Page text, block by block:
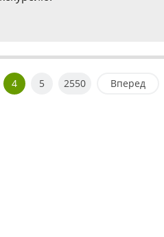
4 5 2550 Вперед